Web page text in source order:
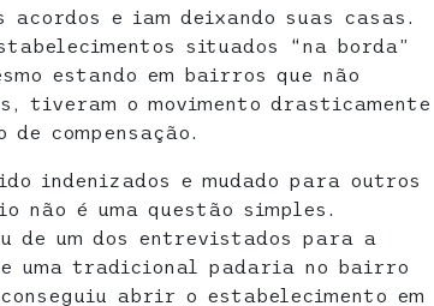
e iam deixando suas casas.
situados “na borda”
estando em bairros que não
tiveram o movimento drasticamente
compensação.
indenizados e mudado para outros
é uma questão simples.
de um dos entrevistados para a
uma tradicional padaria no bairro
abrir o estabelecimento em